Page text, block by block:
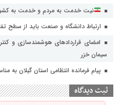
نیت خدمت به مردم و خدمت به
ارتباط دانشگاه و صنعت باید از سطح
امضای قراردادهای هوشمندسازی و
سیمان خزر
پیام فرمانده انتظامی استان گیلان به
ثبت دیدگاه